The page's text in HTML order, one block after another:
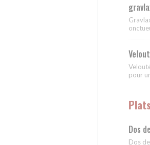
pour
Plats
Dos
Dos